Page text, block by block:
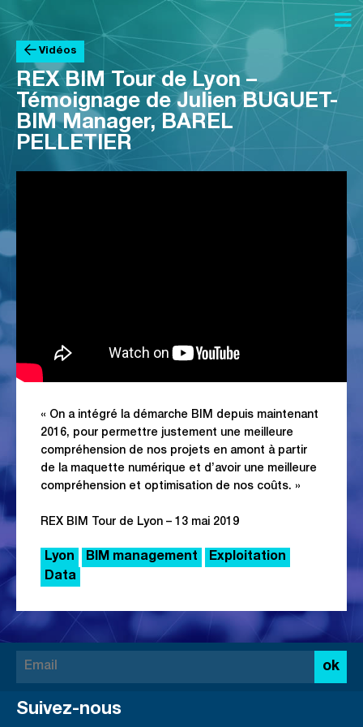

Vidéos
REX BIM Tour de Lyon –
Témoignage de Julien BUGUET-
BIM Manager, BAREL
PELLETIER
« On a intégré la démarche BIM depuis maintenant
2016, pour permettre justement une meilleure
compréhension de nos projets en amont à partir
de la maquette numérique et d’avoir une meilleure
compréhension et optimisation de nos coûts. »
REX BIM Tour de Lyon – 13 mai 2019
Lyon BIM management
Exploitation
Data
ok
Suivez-nous